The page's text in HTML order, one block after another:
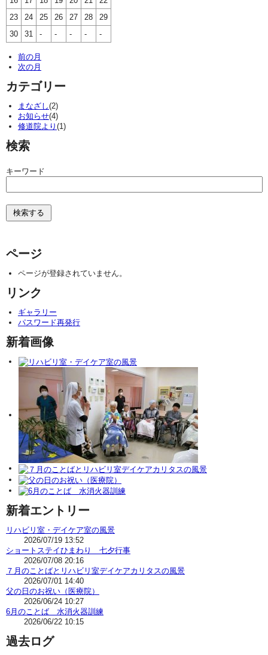
23
24 25 26 27 28
29
30
31 - - - - -
前の月
次の月
カテゴリー
まなざし(2)
お知らせ(4)
修道院より (1)
検索
キーワード
ページ
ページが登録されていません。
リンク
ギャラリー
パスワード再発行
新着画像
新着エントリー
リハビリ室・デイケア室の風景
2026/07/19 13:52
ショートステイひまわり 七夕行事
2026/07/08 20:16
７月のことばとリハビリ室デイケアカリタスの風景
2026/07/01 14:40
父の日のお祝い（医療院）
2026/06/24 10:27
6月のことば 水消火器訓練
2026/06/22 10:15
過去ログ